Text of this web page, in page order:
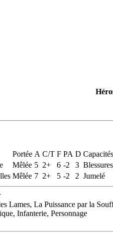
Portée A C/T F PA D Capacités
Mêlée 5 2+ 6 -2 3
Mêlée 7 2+ 5 -2 2 Jumelé
Lames, La Puissance par la
Infanterie, Personnage